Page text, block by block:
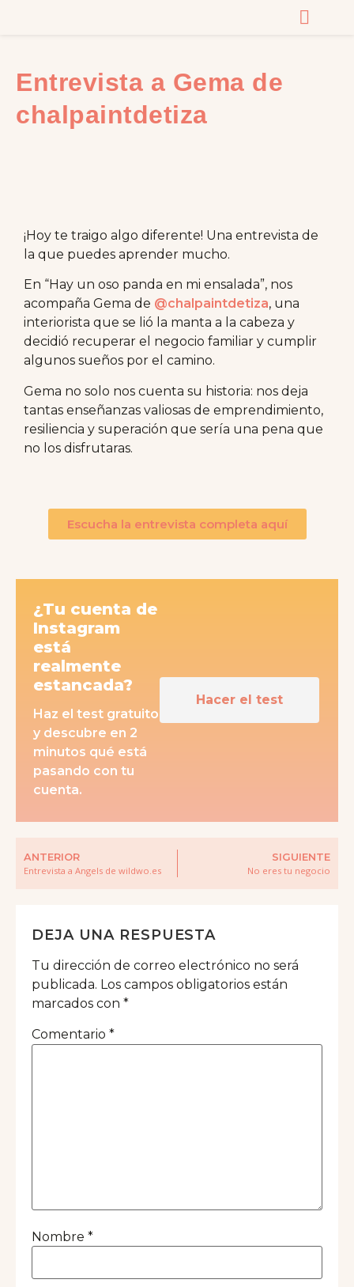
Entrevista a Gema de
chalpaintdetiza
¡Hoy te traigo algo diferente! Una entrevista de
la que puedes aprender mucho.
En “Hay un oso panda en mi ensalada”, nos
acompaña Gema de @chalpaintdetiza, una
interiorista que se lió la manta a la cabeza y
decidió recuperar el negocio familiar y cumplir
algunos sueños por el camino.
Gema no solo nos cuenta su historia: nos deja
tantas enseñanzas valiosas de emprendimiento,
resiliencia y superación que sería una pena que
no los disfrutaras.
Escucha la entrevista completa aquí
¿Tu cuenta de
Instagram
está
realmente
estancada?
Haz el test gratuito
y descubre en 2
minutos qué está
pasando con tu
cuenta.
Hacer el test
ANTERIOR
Entrevista a Angels de wildwo.es
SIGUIENTE
No eres tu negocio
DEJA UNA RESPUESTA
Tu dirección de correo electrónico no será
publicada. Los campos obligatorios están
marcados con *
Comentario *
Nombre *